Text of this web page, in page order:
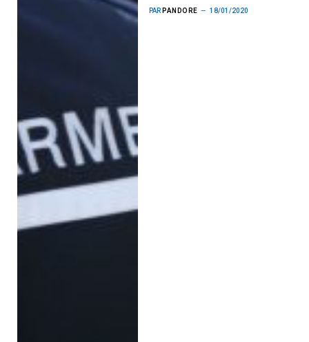
PAR PANDORE 18/01/2020